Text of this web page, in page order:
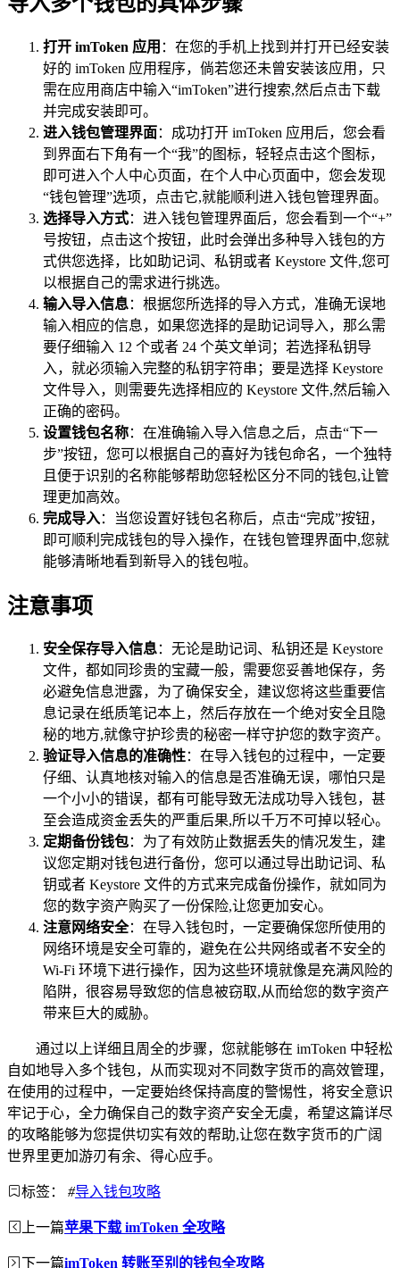
打开 imToken 应用 ：在您的手机上找到并打开已经安装
好的 imToken 应用程序，倘若您还未曾安装该应用，只
需在应用商店中输入“imToken”进行搜索,然后点击下载
并完成安装即可。
进入钱包管理界面：成功打开 imToken 应用后，您会看
到界面右下角有一个“我”的图标，轻轻点击这个图标，
即可进入个人中心页面，在个人中心页面中，您会发现
“钱包管理”选项，点击它,就能顺利进入钱包管理界面。
选择导入方式：进入钱包管理界面后，您会看到一个“+”
号按钮，点击这个按钮，此时会弹出多种导入钱包的方
式供您选择，比如助记词、私钥或者 Keystore 文件,您可
以根据自己的需求进行挑选。
输入导入信息：根据您所选择的导入方式，准确无误地
输入相应的信息，如果您选择的是助记词导入，那么需
要仔细输入 12 个或者 24 个英文单词；若选择私钥导
入，就必须输入完整的私钥字符串；要是选择 Keystore
文件导入，则需要先选择相应的 Keystore 文件,然后输入
正确的密码。
设置钱包名称：在准确输入导入信息之后，点击“下一
步”按钮，您可以根据自己的喜好为钱包命名，一个独特
且便于识别的名称能够帮助您轻松区分不同的钱包,让管
理更加高效。
完成导入：当您设置好钱包名称后，点击“完成”按钮，
即可顺利完成钱包的导入操作，在钱包管理界面中,您就
能够清晰地看到新导入的钱包啦。
注意事项
安全保存导入信息：无论是助记词、私钥还是 Keystore
文件，都如同珍贵的宝藏一般，需要您妥善地保存，务
必避免信息泄露，为了确保安全，建议您将这些重要信
息记录在纸质笔记本上，然后存放在一个绝对安全且隐
秘的地方,就像守护珍贵的秘密一样守护您的数字资产。
验证导入信息的准确性：在导入钱包的过程中，一定要
仔细、认真地核对输入的信息是否准确无误，哪怕只是
一个小小的错误，都有可能导致无法成功导入钱包，甚
至会造成资金丢失的严重后果,所以千万不可掉以轻心。
定期备份钱包：为了有效防止数据丢失的情况发生，建
议您定期对钱包进行备份，您可以通过导出助记词、私
钥或者 Keystore 文件的方式来完成备份操作，就如同为
您的数字资产购买了一份保险,让您更加安心。
注意网络安全：在导入钱包时，一定要确保您所使用的
网络环境是安全可靠的，避免在公共网络或者不安全的
Wi-Fi 环境下进行操作，因为这些环境就像是充满风险的
陷阱，很容易导致您的信息被窃取,从而给您的数字资产
带来巨大的威胁。
通过以上详细且周全的步骤，您就能够在 imToken 中轻松
自如地导入多个钱包，从而实现对不同数字货币的高效管理，
在使用的过程中，一定要始终保持高度的警惕性，将安全意识
牢记于心，全力确保自己的数字资产安全无虞，希望这篇详尽
的攻略能够为您提供切实有效的帮助,让您在数字货币的广阔
世界里更加游刃有余、得心应手。
标签： #导入钱包攻略
上一篇苹果下载 imToken 全攻略
下一篇imToken 转账至别的钱包全攻略